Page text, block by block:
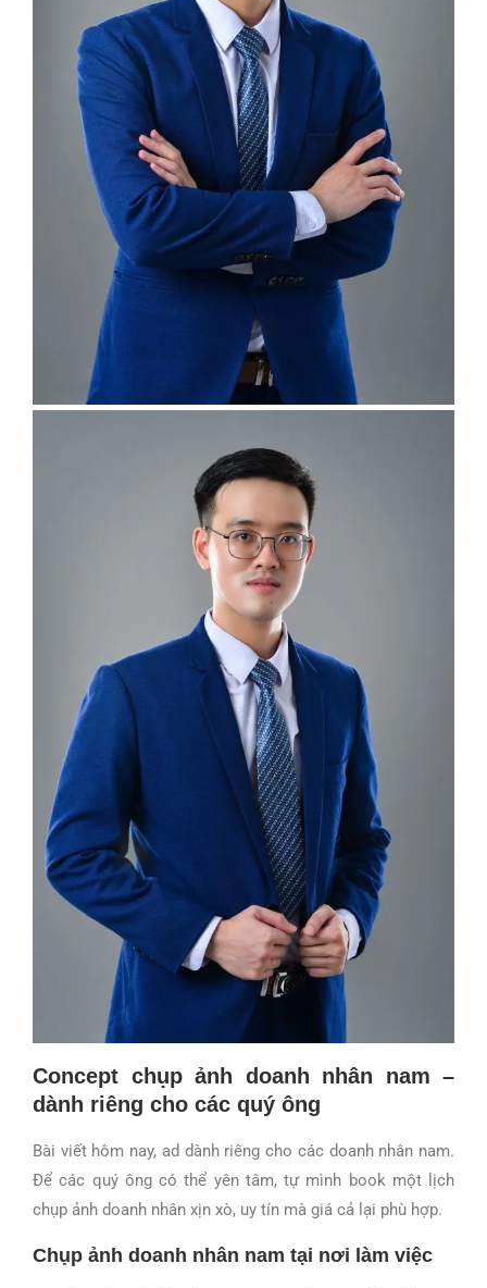
Concept chụp ảnh doanh nhân nam –
dành riêng cho các quý ông
Bài viết hôm nay, ad dành riêng cho các doanh nhân nam.
Để các quý ông có thể yên tâm, tự mình book một lịch
chụp ảnh doanh nhân xịn xò, uy tín mà giá cả lại phù hợp.
Chụp ảnh doanh nhân nam tại nơi làm việc